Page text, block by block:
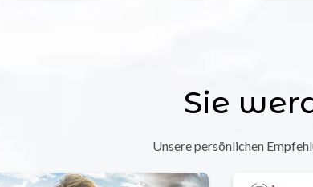
Sie
Unsere persönlichen